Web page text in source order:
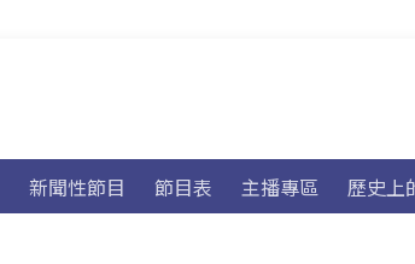
新聞性節目 節目表 主播專區 歷史上